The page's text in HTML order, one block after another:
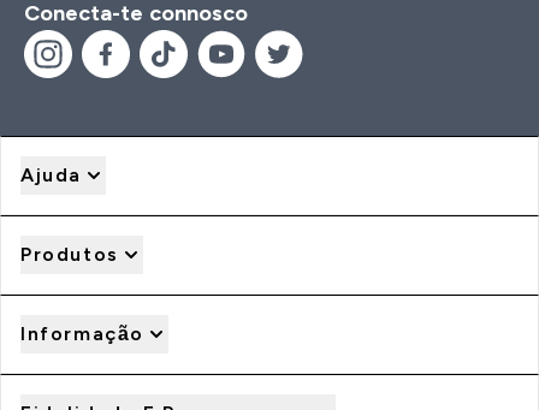
Conecta-te connosco
Ajuda
Produtos
Informação